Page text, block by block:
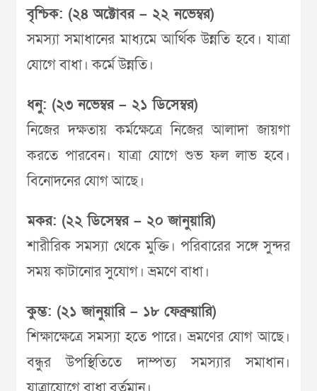
বৃশ্চিক: (২৪ অক্টোবর – ২২ নভেম্বর)
সমস্যা সমাধানের মাধ্যমে আর্থিক উন্নতি হবে। যাত্রা
যোগে বাধা। কর্মে উন্নতি।
ধনু: (২৩ নভেম্বর – ২১ ডিসেম্বর)
নিজের দক্ষতায় কর্মক্ষেত্রে নিজের আলাদা জায়গা
করতে পারবেন। যাত্রা যোগে শুভ ফল লাভ হবে।
বিনোদনের যোগ আছে।
মকর: (২২ ডিসেম্বর – ২০ জানুয়ারি)
শারীরিক সমস্যা থেকে মুক্তি। পরিবারের সঙ্গে সুন্দর
সময় কাটানোর সুযোগ। ভ্রমণে বাধা।
কুম্ভ: (২১ জানুয়ারি – ১৮ ফেব্রুয়ারি)
শিক্ষাক্ষেত্রে সমস্যা হতে পারে। ভ্রমণের যোগ আছে।
বন্ধুর উপস্থিতিতে দাম্পত্য সমস্যার সমাধান।